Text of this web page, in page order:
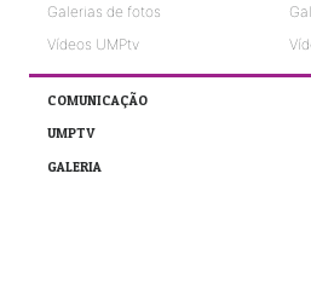
Galerias de fotos
Vídeos UMPtv
COMUNICAÇÃO
UMPTV
GALERIA